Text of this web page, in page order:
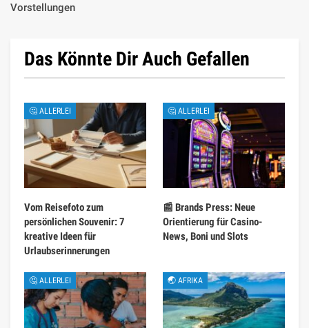
Vorstellungen
Das Könnte Dir Auch Gefallen
🤔 ALLERLEI
Vom Reisefoto zum
persönlichen Souvenir: 7
kreative Ideen für
Urlaubserinnerungen
🤔 ALLERLEI
📰 Brands Press: Neue
Orientierung für Casino-
News, Boni und Slots
🤔 ALLERLEI 🌏 AFRIKA